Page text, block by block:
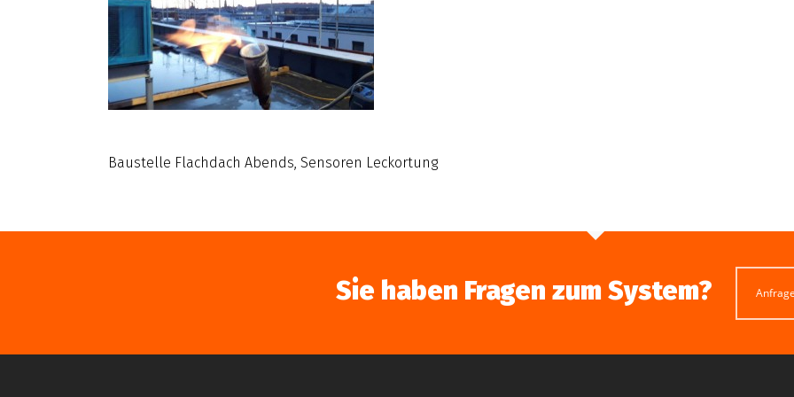
Baustelle Flachdach Abends, Sensoren Leckortung
Sie haben Fragen zum System?